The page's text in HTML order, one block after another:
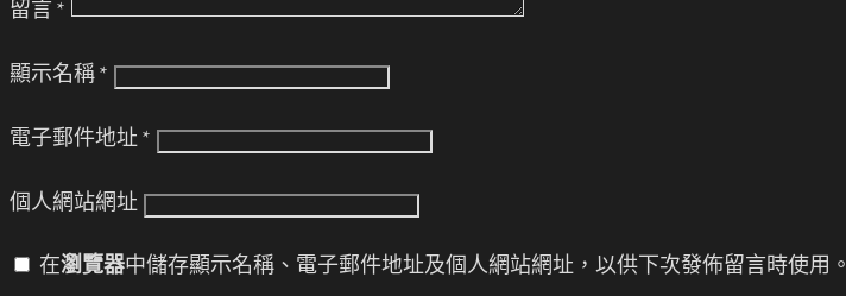
留言 *
顯示名稱 *
電子郵件地址 *
個人網站網址
在瀏覽器中儲存顯示名稱、電子郵件地址及個人網站網址，以供下次發佈留言時使用。